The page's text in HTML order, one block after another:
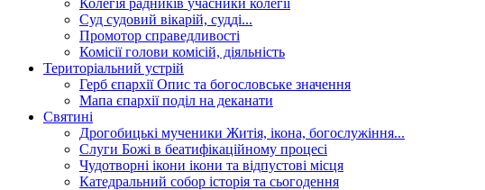
Колегія радників учасники колегії
Суд судовий вікарій, судді...
Промотор справедливості
Комісіїголови комісій, діяльність
Територіальний устрій
Герб єпархіїОпис та богословське значення
Мапа єпархіїподіл на деканати
Святині
Дрогобицькі мученики Житія, ікона, богослужіння...
Слуги Божі в беатифікаційному процесі
Чудотворні ікони ікони та відпустові місця
Катедральний собор історія та сьогодення